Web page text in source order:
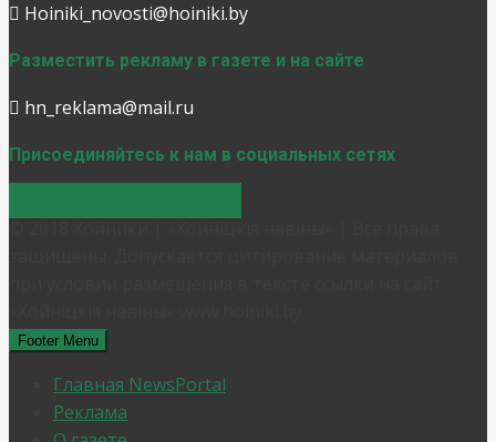
Hoiniki_novosti@hoiniki.by
Разместить рекламу в газете и на сайте
hn_reklama@mail.ru
Присоединяйтесь к нам в социальных сетях
Footer Menu
Главная NewsPortal
Реклама